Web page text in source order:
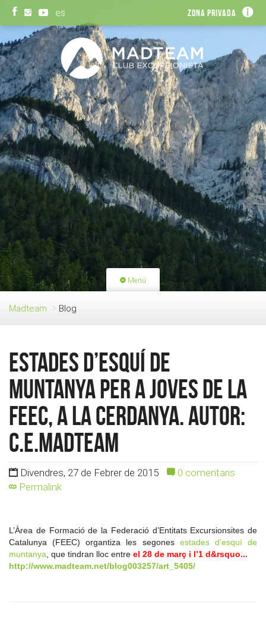
es Zona privada
Menú
PORTADA
QUI SOM
FES-TE SOCI
Madteam Blog
Estades d’Esquí de
Muntanya per a joves de la
FEEC, a la Cerdanya. Autor:
c.e.madteam
Divendres, 27 de Febrer de 2015
0 comentaris
Permalink
L’Àrea de Formació de la Federació d’Entitats Excursionsites de
Catalunya (FEEC) organtiza les segones estades d’esquí de
muntanya , que tindran lloc entre el 28 de març i l’1 d&rsquo...
http://www.madteam.net/blog003257/art_5405/